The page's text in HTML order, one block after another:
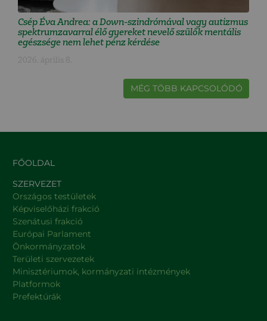
Csép Éva Andrea: a Down-szindrómával vagy autizmus
spektrumzavarral élő gyereket nevelő szülők mentális
egészsége nem lehet pénz kérdése
2026. április 8.
MÉG TÖBB KAPCSOLÓDÓ
FŐOLDAL
SZERVEZET
Országos testületek
Képviselőházi frakció
Szenátusi frakció
Európai Parlament
Önkormányzatok
Területi szervezetek
Minisztériumok, kormányzati intézmények
Platformok
Prefektúrák